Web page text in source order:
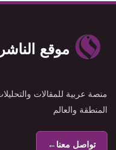
موقع الناشر
منصة عربية للمقالات
المنطقة والعالم
تواصل معنا←